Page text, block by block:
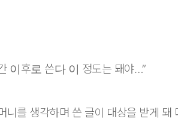
이후로 쓴다 이 정도는 돼야…”
를 생각하며 쓴 글이 대상을 받게